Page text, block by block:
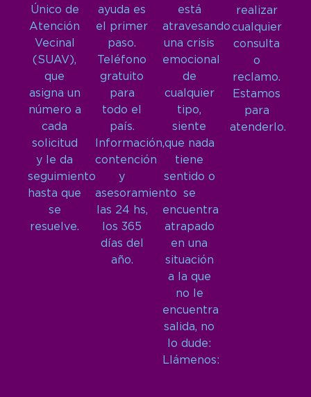
Único de
Atención
Vecinal
(SUAV),
que
asigna un
número a
cada
solicitud
y le da
seguimiento
hasta que
se
resuelve.
ayuda es
el primer
paso.
Teléfono
gratuito
para
todo el
país.
Información,
contención
y
asesoramiento
las 24 hs,
los 365
días del
año.
está
atravesando
una crisis
emocional
de
cualquier
tipo,
siente
que nada
tiene
sentido o
se
encuentra
atrapado
en una
situación
a la que
no le
encuentra
salida, no
lo dude:
Llámenos:
realizar
cualquier
consulta
o
reclamo.
Estamos
para
atenderlo.